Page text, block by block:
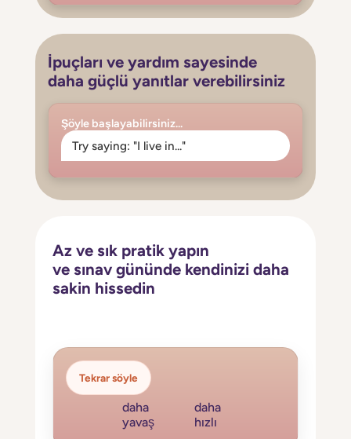
İpuçları ve yardım sayesinde
daha güçlü yanıtlar verebilirsiniz
Şöyle başlayabilirsiniz...
Try saying: "I live in..."
Az ve sık pratik yapın
ve sınav gününde kendinizi daha
sakin hissedin
Tekrar söyle
daha
yavaş
daha
hızlı